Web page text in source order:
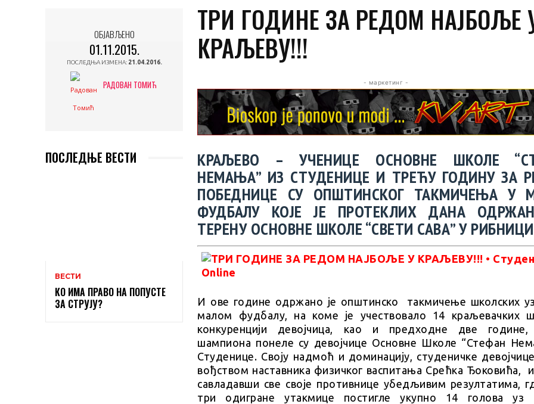
ОБЈАВЉЕНО
01.11.2015.
ПОСЛЕДЊА ИЗМЕНА: 21.04.2016.
РАДОВАН ТОМИЋ
ПОСЛЕДЊЕ ВЕСТИ
ВЕСТИ
КО ИМА ПРАВО НА ПОПУСТЕ
ЗА СТРУЈУ?
ТРИ ГОДИНЕ ЗА РЕДОМ НАЈБОЉЕ
КРАЉЕВУ!!!
- маркетинг -
КРАЉЕВО – УЧЕНИЦЕ ОСНОВНЕ ШКОЛЕ
НЕМАЊА” ИЗ СТУДЕНИЦЕ И ТРЕЋУ ГОДИНУ ЗА
ПОБЕДНИЦЕ СУ ОПШТИНСКОГ ТАКМИЧЕЊА У
ФУДБАЛУ КОЈЕ ЈЕ ПРОТЕКЛИХ ДАНА
ТЕРЕНУ ОСНОВНЕ ШКОЛЕ “СВЕТИ САВА” У
И ове године одржано је општинско такмичење школских
малом фудбалу, на коме је учествовало 14 краљевачких
конкуренцији девојчица, као и предходне две године,
шампиона понеле су девојчице Основне Школе “Стефан
Студенице. Своју надмоћ и доминацију, студеничке
вођством наставника физичког васпитања Срећка Ђоковића,
савладавши све своје противнице убедљивим резултатима,
три одигране утакмице постигле укупно 14 голова